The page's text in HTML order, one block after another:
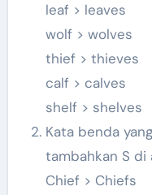
leaf > leaves
wolf > wolves
thief > thieves
calf > calves
shelf > shelves
Kata benda
tambahkan S di
Chief > Chiefs